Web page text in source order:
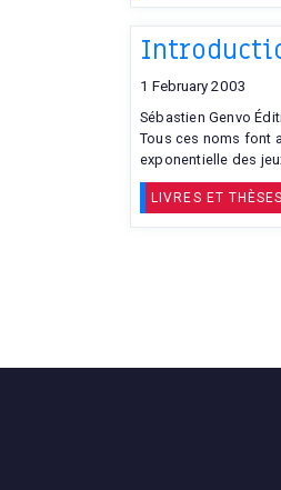
1 February 2003
Sébastien Genvo
Tous ces noms font
exponentielle des
LIVRES ET THÈSES